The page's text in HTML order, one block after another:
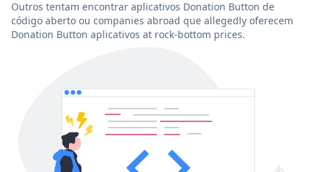
Outros tentam encontrar aplicativos Donation Button de
código aberto ou companies abroad que allegedly oferecem
Donation Button aplicativos at rock-bottom prices.